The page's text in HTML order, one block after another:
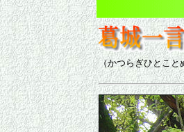
（かつらぎひとこと